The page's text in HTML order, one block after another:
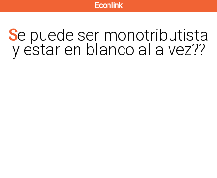
contenido
principal
Econlink
Se puede ser monotributista
y estar en blanco al a vez??